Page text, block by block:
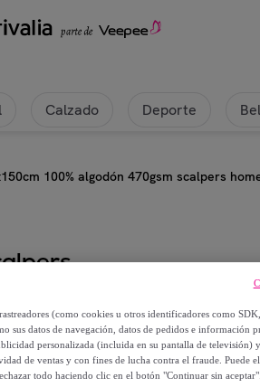
Calzado Deporte
100% algodón 470gsm scalpers
de baño beige a rayas
home
,99 €
(como cookies u otros identificadores como
sus datos de navegación, datos de pedidos e información
personalizada (incluida en su pantalla de televisión)
de ventas y con fines de lucha contra el fraude. Puede
todo haciendo clic en el botón "Continuar sin